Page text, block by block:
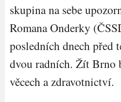
skupina na sebe
Romana Onderky
posledních dnech před
dvou radních. Žít Brno
věcech a zdravotnictví.